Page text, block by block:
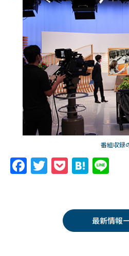
番組収録
F T
er
P
k
et
H
n
a
最新情報